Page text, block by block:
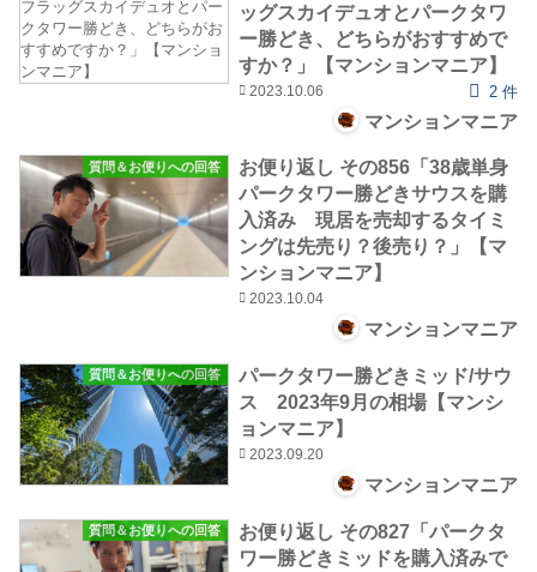
ッグスカイデュオとパークタワ
ー勝どき、どちらがおすすめで
すか？」【マンションマニア】
2023.10.06 2 件
マンションマニア
質問＆お便りへの回答
お便り返し その856「38歳単身
パークタワー勝どきサウスを購
入済み 現居を売却するタイミ
ングは先売り？後売り？」【マ
ンションマニア】
2023.10.04
マンションマニア
質問＆お便りへの回答
パークタワー勝どきミッド/サウ
ス 2023年9月の相場【マンシ
ョンマニア】
2023.09.20
マンションマニア
質問＆お便りへの回答
お便り返し その827「パークタ
ワー勝どきミッドを購入済みで